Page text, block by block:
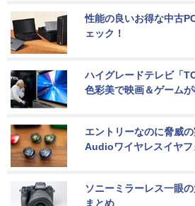
性能の良いお得な中古
ェック！
ハイグレードテレビ「
色彩美で映画＆ゲーム
エントリーなのに脅威
Audioワイヤレスイヤフ
ソニーミラーレス一眼
まとめ